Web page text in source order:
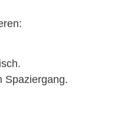
Spaziergang.